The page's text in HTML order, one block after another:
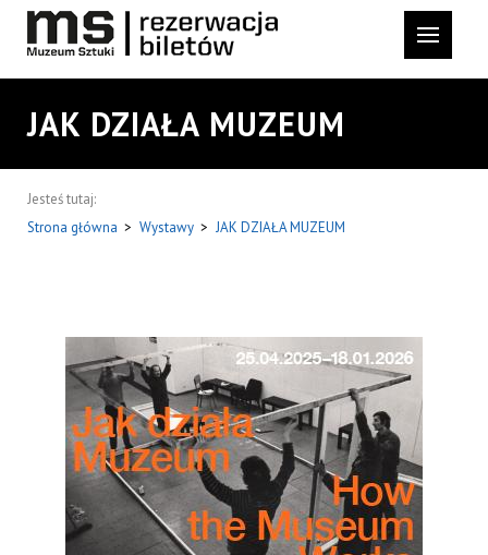
JAK DZIAŁA MUZEUM
Jesteś tutaj:
Strona główna > Wystawy > JAK DZIAŁA MUZEUM